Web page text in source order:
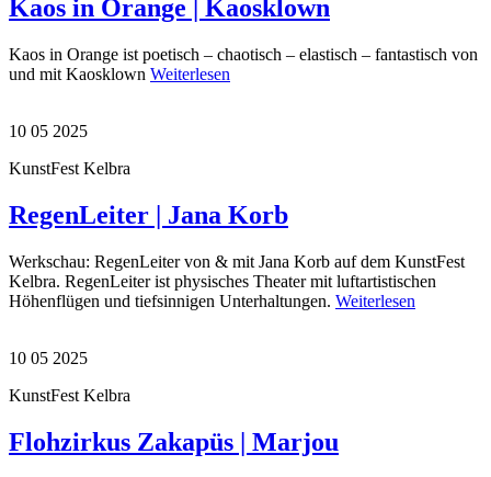
Kaos in Orange | Kaosklown
Kaos in Orange ist poetisch – chaotisch – elastisch – fantastisch von
und mit Kaosklown Weiterlesen
10 05 2025
KunstFest Kelbra
RegenLeiter | Jana Korb
Werkschau: RegenLeiter von & mit Jana Korb auf dem KunstFest
Kelbra. RegenLeiter ist physisches Theater mit luftartistischen
Höhenflügen und tiefsinnigen Unterhaltungen. Weiterlesen
10 05 2025
KunstFest Kelbra
Flohzirkus Zakapüs | Marjou